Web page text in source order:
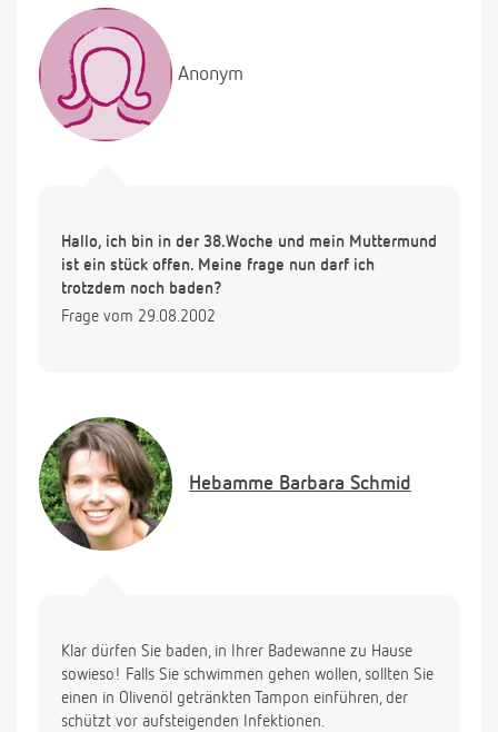
Anonym
Hallo, ich bin in der 38.Woche und mein Muttermund
ist ein stück offen. Meine frage nun darf ich
trotzdem noch baden?
Frage vom 29.08.2002
Hebamme Barbara Schmid
Klar dürfen Sie baden, in Ihrer Badewanne zu Hause
sowieso! Falls Sie schwimmen gehen wollen, sollten Sie
einen in Olivenöl getränkten Tampon einführen, der
schützt vor aufsteigenden Infektionen.